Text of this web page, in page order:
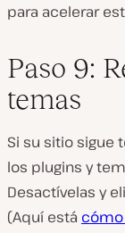
para acelerar
Paso 9:
temas
Si su sitio sigue
los plugins y
Desactívelas y
(Aquí está